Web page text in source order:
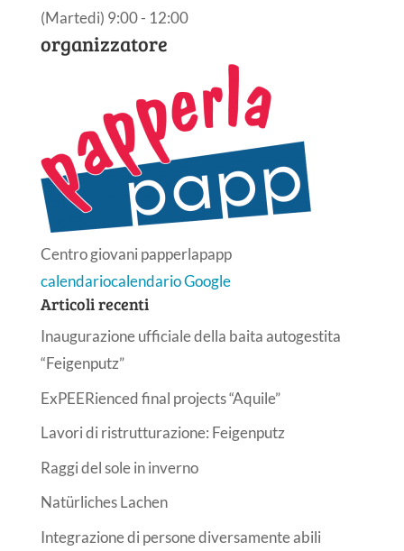
(Martedi) 9:00 - 12:00
organizzatore
Centro giovani papperlapapp
calendariocalendario Google
Articoli recenti
Inaugurazione ufficiale della baita autogestita
“Feigenputz”
ExPEERienced final projects “Aquile”
Lavori di ristrutturazione: Feigenputz
Raggi del sole in inverno
Natürliches Lachen
Integrazione di persone diversamente abili